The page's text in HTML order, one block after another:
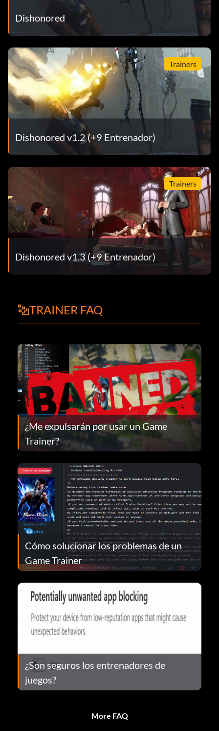
Dishonored
Trainers
Dishonored v1.2 (+9 Entrenador)
Trainers
Dishonored v1.3 (+9 Entrenador)
TRAINER FAQ
¿Me expulsarán por usar un Game
Trainer?
Cómo solucionar los problemas de un
Game Trainer
¿Son seguros los entrenadores de
juegos?
More FAQ